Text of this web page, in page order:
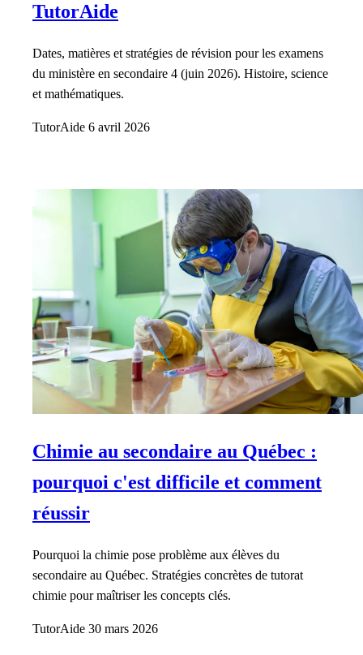
TutorAide
Dates, matières et stratégies de révision pour les examens
du ministère en secondaire 4 (juin 2026). Histoire, science
et mathématiques.
TutorAide 6 avril 2026
Chimie au secondaire au Québec :
pourquoi c'est difficile et comment
réussir
Pourquoi la chimie pose problème aux élèves du
secondaire au Québec. Stratégies concrètes de tutorat
chimie pour maîtriser les concepts clés.
TutorAide 30 mars 2026